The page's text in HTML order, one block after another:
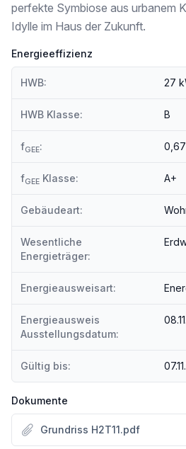
perfekte Symbiose aus urbanem
Idylle im Haus der Zukunft.
Energieeffizienz
HWB: 27
HWB Klasse: B
fGEE: 0,67
fGEE Klasse: A+
Gebäudeart:
Wesentliche
Energieträger:
Energieausweisart:
Energieausweis
Ausstellungsdatum:
Gültig bis:
Dokumente
Grundriss H2T11.pdf